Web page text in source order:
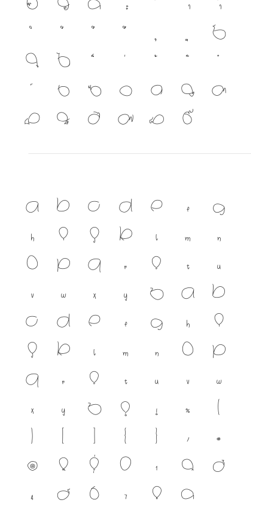
โ
ใ ไ
เ แ ๐ ๑ ๒ ๓
๔ ๕ ๖ ๗ ๘ ๙
A B C D E F
G
H
I J K L M
N
O P Q R S T
U
V
W X Y Z a b
c d e f g h
i
j k l m n o p
q
r s t u v
w
x
y z ? ! %
(
)
[ ] { } /
#
@ & $ 0 1 2 3
4
5 6 7 8 9